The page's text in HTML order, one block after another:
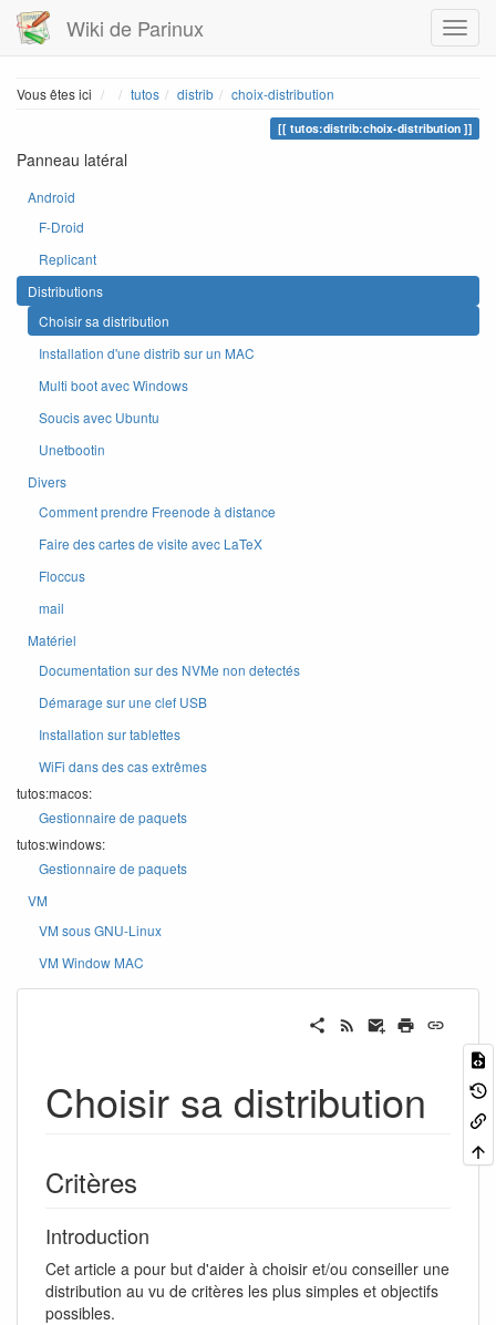
Wiki de Parinux
Vous êtes ici Home
tutos distrib choix-distribution
tutos:distrib:choix-distribution
Panneau latéral
Android
F-Droid
Replicant
Distributions
Choisir sa distribution
Installation d'une distrib sur un MAC
Multi boot avec Windows
Soucis avec Ubuntu
Unetbootin
Divers
Comment prendre Freenode à distance
Faire des cartes de visite avec LaTeX
Floccus
mail
Matériel
Documentation sur des NVMe non detectés
Démarage sur une clef USB
Installation sur tablettes
WiFi dans des cas extrêmes
tutos:macos:
Gestionnaire de paquets
tutos:windows:
Gestionnaire de paquets
VM
VM sous GNU-Linux
VM Window MAC
Choisir sa distribution
Critères
Introduction
Cet article a pour but d'aider à choisir et/ou conseiller une
distribution au vu de critères les plus simples et objectifs
possibles.